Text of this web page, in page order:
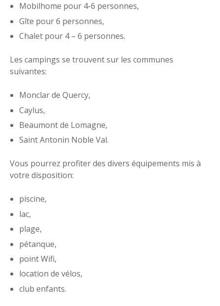
Mobilhome pour 4-6 personnes,
Gîte pour 6 personnes,
Chalet pour 4 – 6 personnes.
Les campings se trouvent sur les communes
suivantes:
Monclar de Quercy,
Caylus,
Beaumont de Lomagne,
Saint Antonin Noble Val.
Vous pourrez profiter des divers équipements mis à
votre disposition:
piscine,
lac,
plage,
pétanque,
point Wifi,
location de vélos,
club enfants.